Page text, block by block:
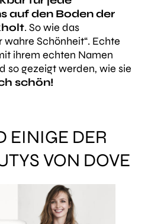
auf den Boden der
. So wie das
wahre Schönheit“. Echte
ihrem echten Namen
so gezeigt werden, wie sie
schön!
EINIGE DER
VON DOVE